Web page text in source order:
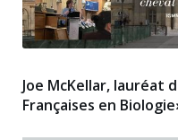
Joe McKellar, lauréat
Françaises en